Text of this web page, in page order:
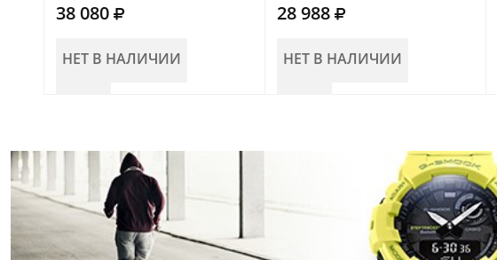
38 080
НЕТ В НАЛИЧИИ
28 988
НЕТ В НАЛИЧИИ